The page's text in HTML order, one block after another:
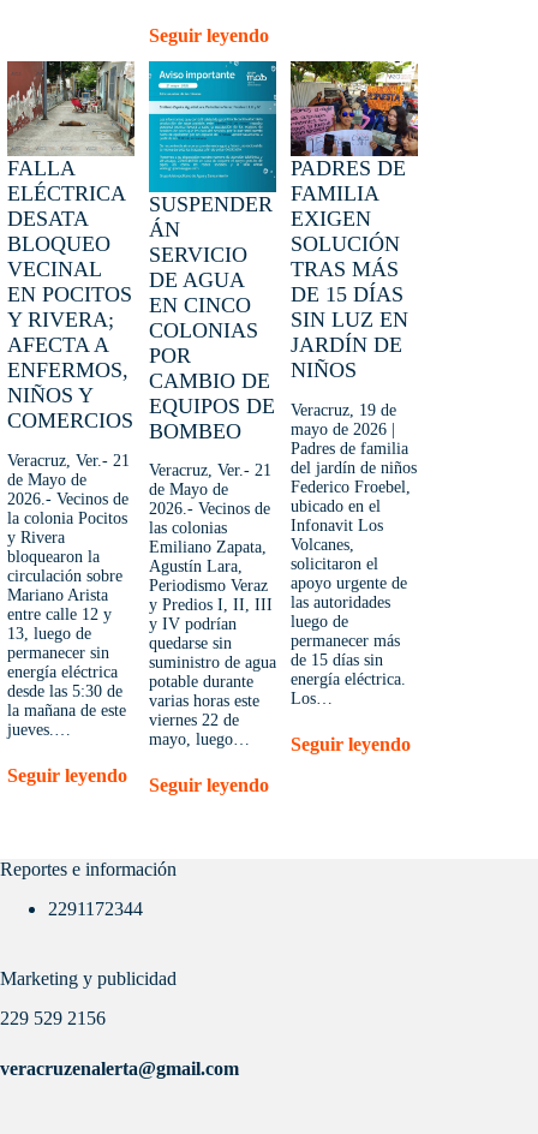
Seguir leyendo
FALLA
ELÉCTRICA
DESATA
BLOQUEO
VECINAL
EN POCITOS
Y RIVERA;
AFECTA A
ENFERMOS,
NIÑOS Y
COMERCIOS
Veracruz, Ver.- 21
de Mayo de
2026.- Vecinos de
la colonia Pocitos
y Rivera
bloquearon la
circulación sobre
Mariano Arista
entre calle 12 y
13, luego de
permanecer sin
energía eléctrica
desde las 5:30 de
la mañana de este
jueves.…
Seguir leyendo
SUSPENDER
ÁN
SERVICIO
DE AGUA
EN CINCO
COLONIAS
POR
CAMBIO DE
EQUIPOS DE
BOMBEO
Veracruz, Ver.- 21
de Mayo de
2026.- Vecinos de
las colonias
Emiliano Zapata,
Agustín Lara,
Periodismo Veraz
y Predios I, II, III
y IV podrían
quedarse sin
suministro de agua
potable durante
varias horas este
viernes 22 de
mayo, luego…
Seguir leyendo
PADRES DE
FAMILIA
EXIGEN
SOLUCIÓN
TRAS MÁS
DE 15 DÍAS
SIN LUZ EN
JARDÍN DE
NIÑOS
Veracruz, 19 de
mayo de 2026 |
Padres de familia
del jardín de niños
Federico Froebel,
ubicado en el
Infonavit Los
Volcanes,
solicitaron el
apoyo urgente de
las autoridades
luego de
permanecer más
de 15 días sin
energía eléctrica.
Los…
Seguir leyendo
Reportes e información
2291172344
Marketing y publicidad
229 529 2156
veracruzenalerta@gmail.com